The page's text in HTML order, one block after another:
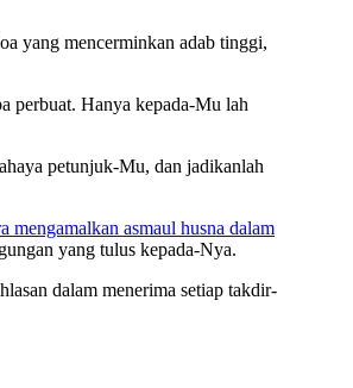
yang mencerminkan adab tinggi,
perbuat. Hanya kepada-Mu lah
petunjuk-Mu, dan jadikanlah
mengamalkan asmaul husna dalam
yang tulus kepada-Nya.
dalam menerima setiap takdir-